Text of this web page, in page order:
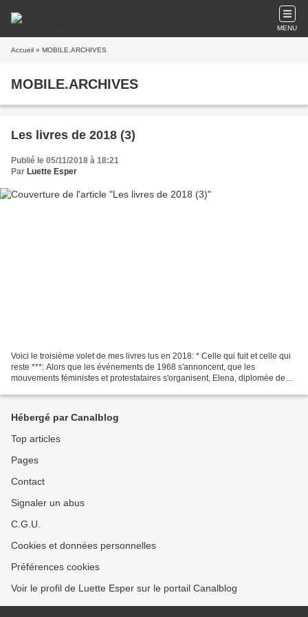
MENU
Accueil » MOBILE.ARCHIVES
MOBILE.ARCHIVES
Les livres de 2018 (3)
Publié le 05/11/2018 à 18:21
Par Luette Esper
Voici le troisième volet de mes livres lus en 2018: * Celle qui fuit et celle qui
reste ***: Alors que les événements de 1968 s'annoncent, que les
mouvements féministes et protestataires s'organisent, Elena, diplomée de
Hébergé par Canalblog
Top articles
Pages
Contact
Signaler un abus
C.G.U.
Cookies et données personnelles
Préférences cookies
Voir le profil de Luette Esper sur le portail Canalblog